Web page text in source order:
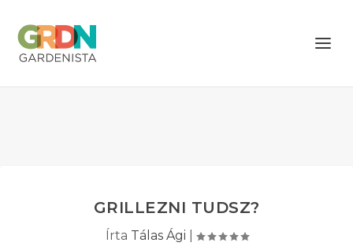
GRILLEZNI TUDSZ?
Írta Tálas Ági